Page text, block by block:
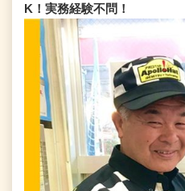
K！実務経験不問！